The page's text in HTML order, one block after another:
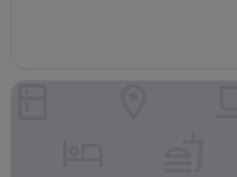
Caption By Hyatt Central Sydney